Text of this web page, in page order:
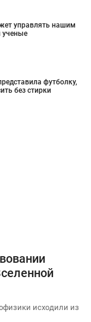
управлять нашим
ученые
футболку,
без стирки
исходили из